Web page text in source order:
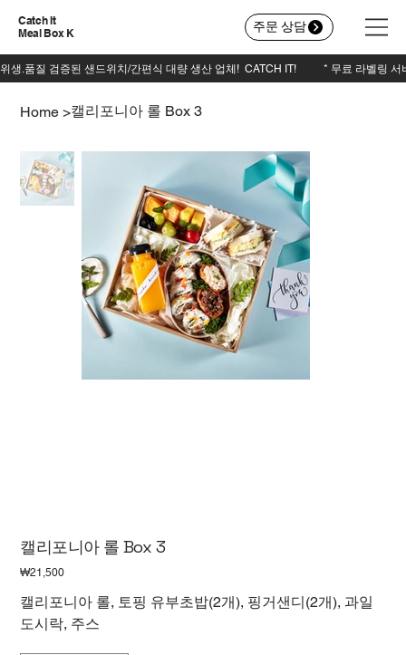
Catch It
Meal Box K
주문 상담
Home >캘리포니아 롤 Box 3
캘리포니아 롤 Box 3
가
₩21,500
캘리포니아 롤, 토핑 유부초밥(2개), 핑거샌디(2개), 과일
도시락, 주스